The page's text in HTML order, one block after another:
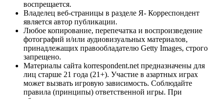
воспрещается.
Владелец веб-страницы в разделе Я- Корреспондент
является автор публикации.
Любое копирование, перепечатка и воспроизведение
фотографий и/или аудиовизуальных материалов,
принадлежащих правообладателю Getty Images, строго
запрещено.
Материалы сайта korrespondent.net предназначены для
лиц старше 21 года (21+). Участие в азартных играх
может вызвать игровую зависимость. Соблюдайте
правила (принципы) ответственной игры. При